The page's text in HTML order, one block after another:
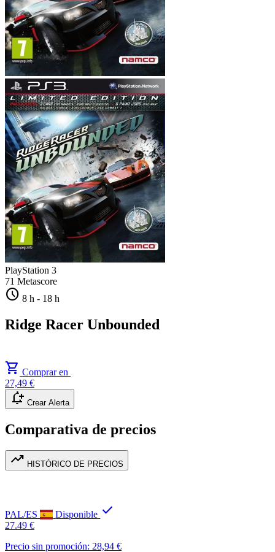
PlayStation 3
71 Metascore
schedule 8 h - 18 h
Ridge Racer Unbounded
shopping_cart Comprar en
27,49 €
notification_add Crear Alerta
Comparativa de precios
trending_up HISTÓRICO DE PRECIOS
PAL/ES Disponible check
27.49 €
Precio sin promoción: 28,94 €